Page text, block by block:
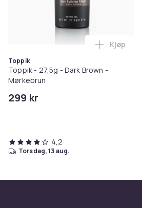
Toppik
Toppik - 27,5g - Dark Brown -
Mørkebrun
299 kr
Legg
Kjøp
4,2
torsdag, 13 aug.